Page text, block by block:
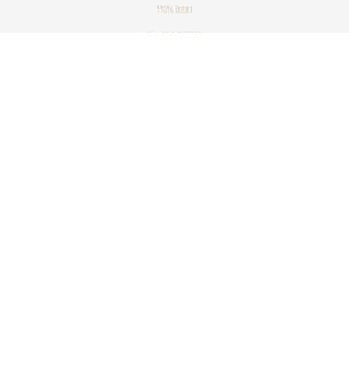
99096 Erfurt
Büro 0361 23001533